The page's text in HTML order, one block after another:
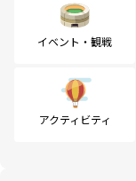
イベント・観戦
アクティビティ